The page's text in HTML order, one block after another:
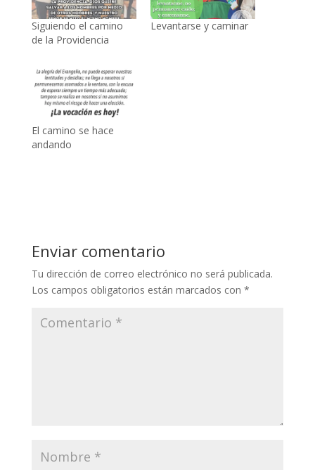
Siguiendo el camino
de la Providencia
Levantarse y caminar
El camino se hace
andando
Enviar comentario
Tu dirección de correo electrónico no será publicada.
Los campos obligatorios están marcados con *